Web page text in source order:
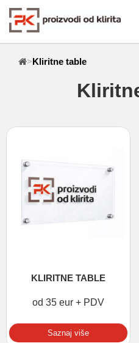
>Kliritne table
KLIRITNE TABLE
od 35 eur + PDV
Saznaj više